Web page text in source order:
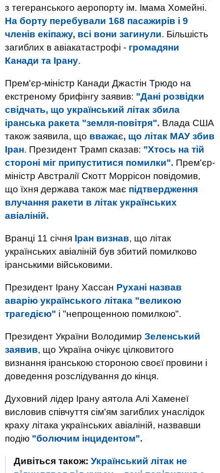
з тегеранського аеропорту ім. Імама Хомейні.
На борту перебували 168 пасажирів і 9
членів екіпажу, всі вони загинули. Більшість
загиблих в авіакатастрофі - громадяни
Канади та Ірану.
Прем'єр-міністр Канади Джастін Трюдо на
екстреному брифінгу заявив: "Дані розвідки
свідчать, що український літак збила
іранська ракета "земля-повітря". Влада США
також заявила, що вважає, що літак МАУ збив
Іран. Президент Трамп сказав: "Хтось на тій
стороні міг припуститися помилки". Прем'єр-
міністр Австралії Скотт Моррісон повідомив,
що їхня держава також має підтвердження
влучання ракети в літак українських
авіаліній.
Вранці 11 січня Іран визнав, що літак
українських авіаліній був збитий помилково
іранськими військовими.
Президент Ірану Хассан Рухані назвав
аварію українського літака "великою
трагедією" і "непрощенною помилкою".
Президент України Володимир Зеленський
заявив, що Україна очікує цілковитого
визнання іранською стороною своєї провини і
доведення розслідування до кінця.
Духовний лідер Ірану аятола Алі Хаменеї
висловив співчуття сім'ям загиблих унаслідок
краху літака українських авіаліній, назвавши
подію "болючим інцидентом".
Дивіться також: Український літак не